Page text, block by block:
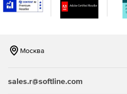
Москва
sales.r@softline.com